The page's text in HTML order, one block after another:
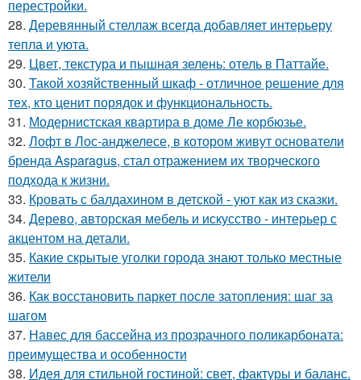
перестройки.
28. Деревянный стеллаж всегда добавляет интерьеру
тепла и уюта.
29. Цвет, текстура и пышная зелень: отель в Паттайе.
30. Такой хозяйственный шкаф - отличное решение для
тех, кто ценит порядок и функциональность.
31. Модернистская квартира в доме Ле корбюзье.
32. Лофт в Лос-анджелесе, в котором живут основатели
бренда Asparagus, стал отражением их творческого
подхода к жизни.
33. Кровать с балдахином в детской - уют как из сказки.
34. Дерево, авторская мебель и искусство - интерьер с
акцентом на детали.
35. Какие скрытые уголки города знают только местные
жители
36. Как восстановить паркет после затопления: шаг за
шагом
37. Навес для бассейна из прозрачного поликарбоната:
преимущества и особенности
38. Идея для стильной гостиной: свет, фактуры и баланс.